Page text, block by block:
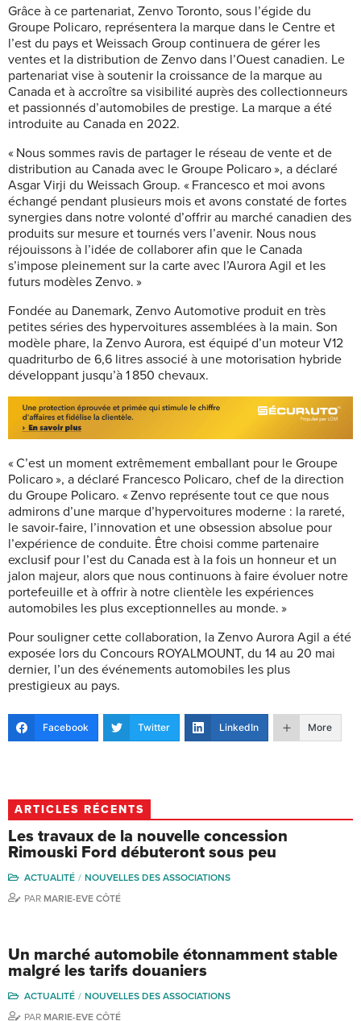
Grâce à ce partenariat, Zenvo Toronto, sous l’égide du
Groupe Policaro, représentera la marque dans le Centre et
l’est du pays et Weissach Group continuera de gérer les
ventes et la distribution de Zenvo dans l’Ouest canadien. Le
partenariat vise à soutenir la croissance de la marque au
Canada et à accroître sa visibilité auprès des collectionneurs
et passionnés d’automobiles de prestige. La marque a été
introduite au Canada en 2022.
« Nous sommes ravis de partager le réseau de vente et de
distribution au Canada avec le Groupe Policaro », a déclaré
Asgar Virji du Weissach Group. « Francesco et moi avons
échangé pendant plusieurs mois et avons constaté de fortes
synergies dans notre volonté d’offrir au marché canadien des
produits sur mesure et tournés vers l’avenir. Nous nous
réjouissons à l’idée de collaborer afin que le Canada
s’impose pleinement sur la carte avec l’Aurora Agil et les
futurs modèles Zenvo. »
Fondée au Danemark, Zenvo Automotive produit en très
petites séries des hypervoitures assemblées à la main. Son
modèle phare, la Zenvo Aurora, est équipé d’un moteur V12
quadriturbo de 6,6 litres associé à une motorisation hybride
développant jusqu’à 1 850 chevaux.
« C’est un moment extrêmement emballant pour le Groupe
Policaro », a déclaré Francesco Policaro, chef de la direction
du Groupe Policaro. « Zenvo représente tout ce que nous
admirons d’une marque d’hypervoitures moderne : la rareté,
le savoir-faire, l’innovation et une obsession absolue pour
l’expérience de conduite. Être choisi comme partenaire
exclusif pour l’est du Canada est à la fois un honneur et un
jalon majeur, alors que nous continuons à faire évoluer notre
portefeuille et à offrir à notre clientèle les expériences
automobiles les plus exceptionnelles au monde. »
Pour souligner cette collaboration, la Zenvo Aurora Agil a été
exposée lors du Concours ROYALMOUNT, du 14 au 20 mai
dernier, l’un des événements automobiles les plus
prestigieux au pays.
Facebook Twitter LinkedIn More
ARTICLES RÉCENTS
Les travaux de la nouvelle concession
Rimouski Ford débuteront sous peu
ACTUALITÉ
NOUVELLES DES ASSOCIATIONS
PAR MARIE-EVE CÔTÉ
Un marché automobile étonnamment stable
malgré les tarifs douaniers
ACTUALITÉ
NOUVELLES DES ASSOCIATIONS
PAR MARIE-EVE CÔTÉ